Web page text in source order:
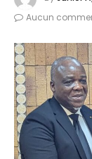
Aucun